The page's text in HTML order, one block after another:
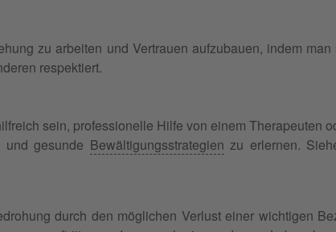
zu arbeiten und Vertrauen aufzubauen, indem
respektiert.
sein, professionelle Hilfe von einem Therapeuten
und gesunde Bewältigungsstrategien zu erlernen.
durch den möglichen Verlust einer wichtigen